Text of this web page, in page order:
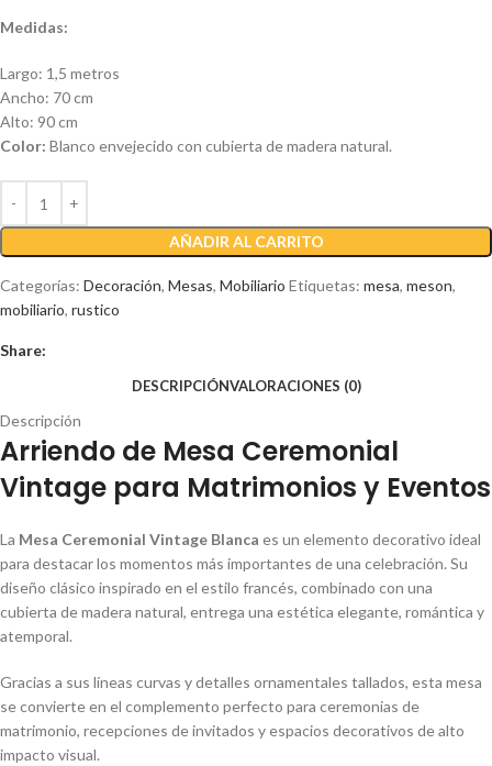
Medidas:
Largo: 1,5 metros
Ancho: 70 cm
Alto: 90 cm
Color: Blanco envejecido con cubierta de madera natural.
AÑADIR AL CARRITO
Categorías: Decoración, Mesas, Mobiliario Etiquetas: mesa, meson,
mobiliario, rustico
Share:
DESCRIPCIÓNVALORACIONES (0)
Descripción
Arriendo de Mesa Ceremonial
Vintage para Matrimonios y Eventos
La Mesa Ceremonial Vintage Blanca es un elemento decorativo ideal
para destacar los momentos más importantes de una celebración. Su
diseño clásico inspirado en el estilo francés, combinado con una
cubierta de madera natural, entrega una estética elegante, romántica y
atemporal.
Gracias a sus líneas curvas y detalles ornamentales tallados, esta mesa
se convierte en el complemento perfecto para ceremonias de
matrimonio, recepciones de invitados y espacios decorativos de alto
impacto visual.